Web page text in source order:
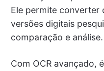
Ele permite converter
versões digitais
comparação e análise.
Com OCR avançado,